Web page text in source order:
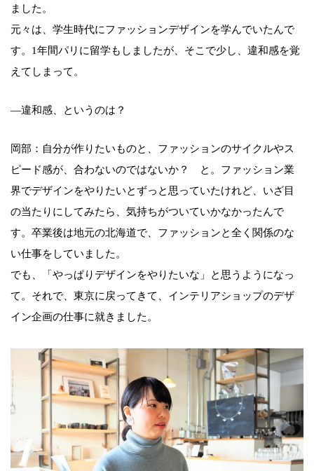
ました。
元々は、学生時代にファッションデザインを学んでいたんで
す。1年間パリに留学もしましたが、そこで少し、違和感を覚
えてしまって。
—違和感、というのは？
岡部：自分が作りたいものと、ファッションのサイクルやス
ピード感が、合わないのではないか？ と。ファッション業
界でデザインをやりたいとずっと思っていたけれど、いざ目
の当たりにしてみたら、気持ちがついていかなかったんで
す。卒業後は地元の北海道で、ファッションと全く関係のな
い仕事をしていました。
でも、「やっぱりデザインをやりたいな」と思うようになっ
て。それで、東京に戻ってきて、インテリアショップのデザ
イン企画の仕事に就きました。